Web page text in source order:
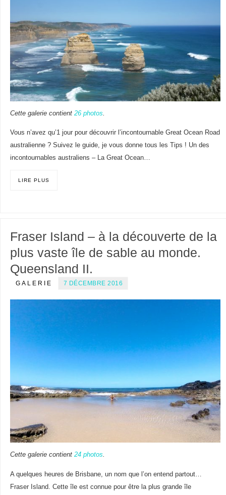
Cette galerie contient 26 photos
Vous n’avez qu’1 jour pour découvrir l’incontournable Great Ocean Road
australienne ? Suivez le guide, je vous donne tous les Tips ! Un des
incontournables australiens – La Great Ocean…
LIRE PLUS
Fraser Island – à la découverte de la
plus vaste île de sable au monde.
Queensland II.
GALERIE 7 DÉCEMBRE 2016
Cette galerie contient 24 photos.
A quelques heures de Brisbane, un nom que l’on entend partout…
Fraser Island. Cette île est connue pour être la plus grande île